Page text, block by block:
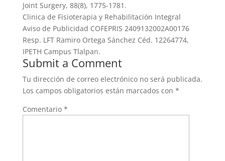
Joint Surgery, 88(8), 1775-1781.
Clinica de Fisioterapia y Rehabilitación Integral
Aviso de Publicidad COFEPRIS 2409132002A00176
Resp. LFT Ramiro Ortega Sánchez Céd. 12264774,
IPETH Campus Tlalpan.
Submit a Comment
Tu dirección de correo electrónico no será publicada.
Los campos obligatorios están marcados con *
Comentario *